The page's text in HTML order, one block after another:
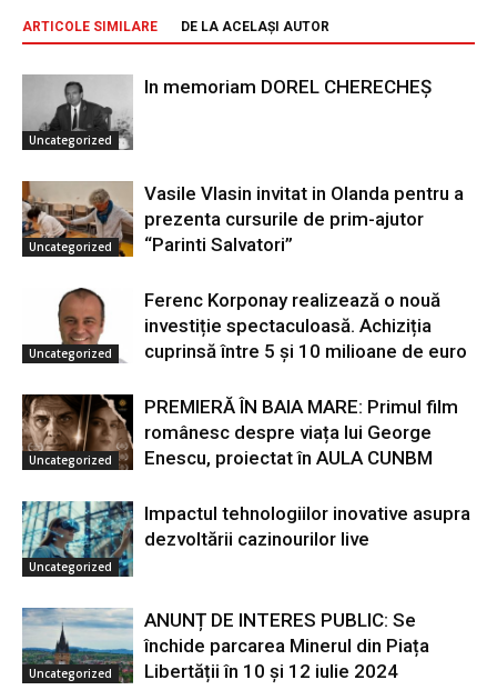
ARTICOLE SIMILARE DE LA ACELAȘI AUTOR
Uncategorized
In memoriam DOREL CHERECHEŞ
Uncategorized
Vasile Vlasin invitat in Olanda pentru a
prezenta cursurile de prim-ajutor
“Parinti Salvatori”
Uncategorized
Ferenc Korponay realizează o nouă
investiție spectaculoasă. Achiziția
cuprinsă între 5 și 10 milioane de euro
Uncategorized
PREMIERĂ ÎN BAIA MARE: Primul film
românesc despre viața lui George
Enescu, proiectat în AULA CUNBM
Uncategorized
Impactul tehnologiilor inovative asupra
dezvoltării cazinourilor live
Uncategorized
ANUNȚ DE INTERES PUBLIC: Se
închide parcarea Minerul din Piața
Libertății în 10 și 12 iulie 2024